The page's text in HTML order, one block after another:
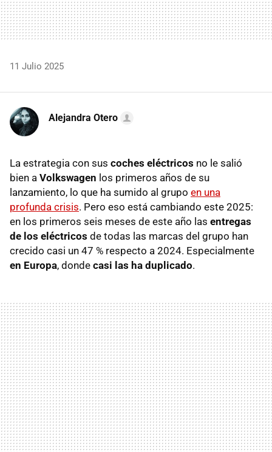
11 Julio 2025
Alejandra Otero
La estrategia con sus coches eléctricos no le salió
bien a Volkswagen los primeros años de su
lanzamiento, lo que ha sumido al grupo en una
profunda crisis. Pero eso está cambiando este 2025:
en los primeros seis meses de este año las entregas
de los eléctricos de todas las marcas del grupo han
crecido casi un 47 % respecto a 2024. Especialmente
en Europa, donde casi las ha duplicado.